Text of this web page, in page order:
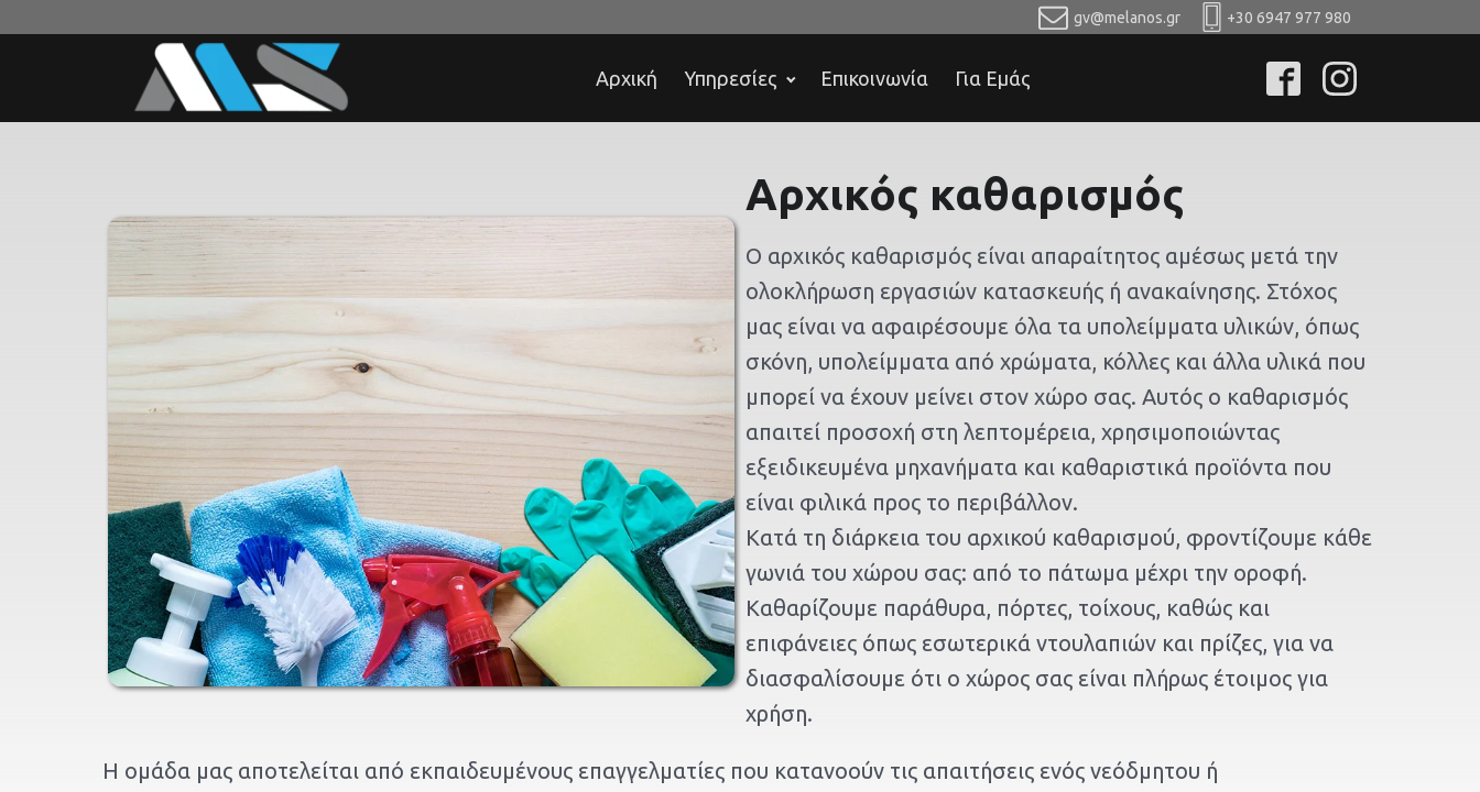
gv@melanos.gr +30 6947 977 980
Αρχική Υπηρεσίες Επικοινωνία Για Εμάς
Αρχικός καθαρισμός
Ο αρχικός καθαρισμός είναι απαραίτητος αμέσως μετά την
ολοκλήρωση εργασιών κατασκευής ή ανακαίνησης. Στόχος
μας είναι να αφαιρέσουμε όλα τα υπολείμματα υλικών, όπως
σκόνη, υπολείμματα από χρώματα, κόλλες και άλλα υλικά που
μπορεί να έχουν μείνει στον χώρο σας. Αυτός ο καθαρισμός
απαιτεί προσοχή στη λεπτομέρεια, χρησιμοποιώντας
εξειδικευμένα μηχανήματα και καθαριστικά προϊόντα που
είναι φιλικά προς το περιβάλλον.
Κατά τη διάρκεια του αρχικού καθαρισμού, φροντίζουμε κάθε
γωνιά του χώρου σας: από το πάτωμα μέχρι την οροφή.
Καθαρίζουμε παράθυρα, πόρτες, τοίχους, καθώς και
επιφάνειες όπως εσωτερικά ντουλαπιών και πρίζες, για να
διασφαλίσουμε ότι ο χώρος σας είναι πλήρως έτοιμος για
χρήση.
Η ομάδα μας αποτελείται από εκπαιδευμένους επαγγελματίες που κατανοούν τις απαιτήσεις ενός νεόδμητου ή